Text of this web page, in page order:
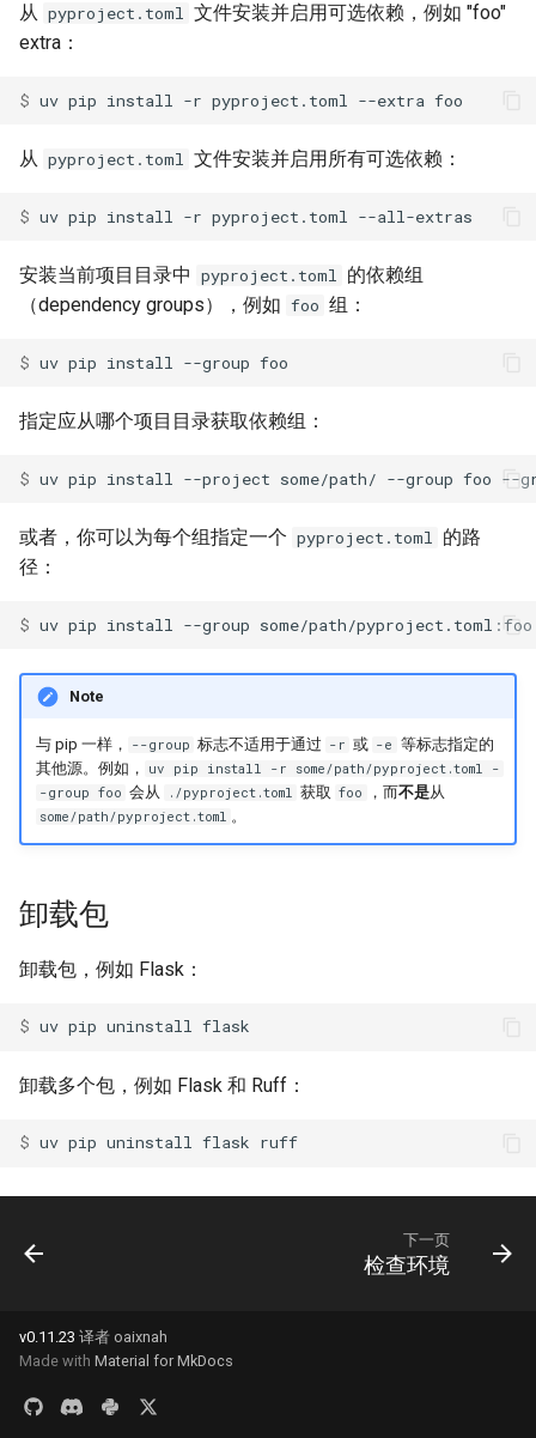
从 pyproject.toml 文件安装并启用可选依赖，例如 "foo"
extra：
$ uv pip install -r pyproject.toml --extra
从 pyproject.toml 文件安装并启用所有可选依赖：
$ uv pip install -r pyproject.toml
安装当前项目目录中 pyproject.toml 的依赖组
（dependency groups），例如 foo 组：
$ uv pip install --group
指定应从哪个项目目录获取依赖组：
$ uv pip install --project some/path/ --group foo --
或者，你可以为每个组指定一个 pyproject.toml 的路
径：
$ uv pip install --group some/path/pyproject.toml:foo
Note
与 pip 一样， --group 标志不适用于通过 -r 或 -e 等标志指定的
其他源。例如，
uv pip install -r some/path/pyproject.toml -
-group foo 会从 ./pyproject.toml 获取 foo ，而不是从
some/path/pyproject.toml 。
卸载包
卸载包，例如 Flask：
$ uv pip uninstall
卸载多个包，例如 Flask 和 Ruff：
$ uv pip uninstall flask
下一页
检查环境
v0.11.23 译者 oaixnah
Made with Material for MkDocs